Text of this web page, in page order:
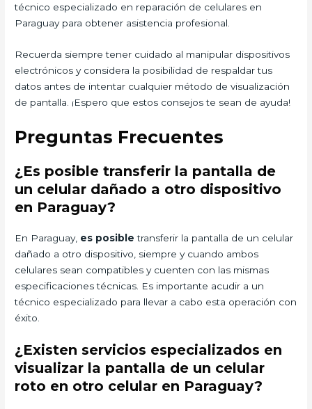
técnico especializado en reparación de celulares en
Paraguay para obtener asistencia profesional.
Recuerda siempre tener cuidado al manipular dispositivos
electrónicos y considera la posibilidad de respaldar tus
datos antes de intentar cualquier método de visualización
de pantalla. ¡Espero que estos consejos te sean de ayuda!
Preguntas Frecuentes
¿Es posible transferir la pantalla de
un celular dañado a otro dispositivo
en Paraguay?
En Paraguay, es posible transferir la pantalla de un celular
dañado a otro dispositivo, siempre y cuando ambos
celulares sean compatibles y cuenten con las mismas
especificaciones técnicas. Es importante acudir a un
técnico especializado para llevar a cabo esta operación con
éxito.
¿Existen servicios especializados en
visualizar la pantalla de un celular
roto en otro celular en Paraguay?